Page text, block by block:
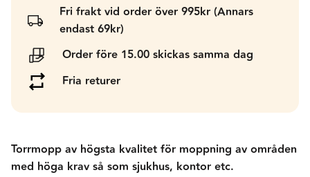
Fri frakt vid order över 995kr (Annars
endast 69kr)
Order före 15.00 skickas samma dag
Fria returer
Torrmopp av högsta kvalitet för moppning av områden
med höga krav så som sjukhus, kontor etc.